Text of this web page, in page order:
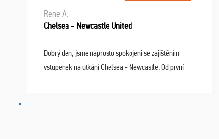
Rene A.
Chelsea - Newcastle United
Dobrý den, jsme naprosto spokojeni se zajištěním
vstupenek na utkání Chelsea - Newcastle. Od první